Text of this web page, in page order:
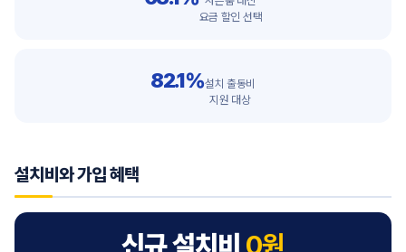
요금 할인 선택
82.1%설치 출동비
지원 대상
설치비와 가입 혜택
신규 설치비 0원